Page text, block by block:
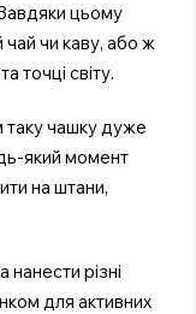
цьому
чи каву, або ж
точці світу.
таку чашку дуже
який момент
на штани,
різні
для активних